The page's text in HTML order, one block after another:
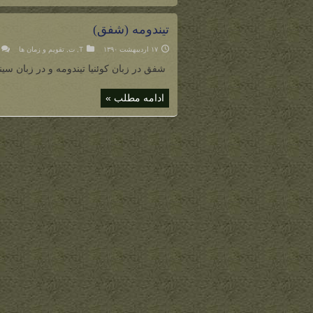
تیندومه (شفق)
۱۷ اردیبهشت ۱۳۹۰ T
,ت ,تقویم و زمان ها
شفق در زبان کوئنیا تیندومه و در زبان
ادامه مطلب »